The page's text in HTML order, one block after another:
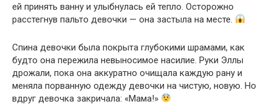
ей принять ванну и улыбнулась ей тепло. Осторожно
расстегнув пальто девочки — она застыла на месте.
Спина девочки была покрыта глубокими шрамами, как
будто она пережила невыносимое насилие. Руки Эллы
дрожали, пока она аккуратно очищала каждую рану и
меняла порванную одежду девочки на чистую, новую. Но
вдруг девочка закричала: «Мама!»